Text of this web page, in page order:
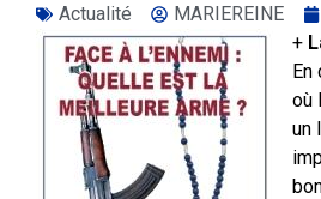
Actualité MARIEREINE
+
En
où
un